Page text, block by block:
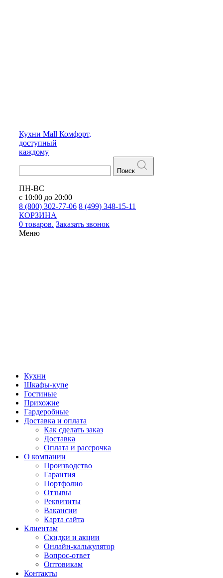
Кухни Mall Комфорт,
доступный
каждому
Поиск
ПН-ВС
с 10:00 до 20:00
8 (800) 302-77-06 8 (499) 348-15-11
КОРЗИНА
0 товаров. Заказать звонок
Меню
Кухни
Шкафы-купе
Гостиные
Прихожие
Гардеробные
Доставка и оплата
Как сделать заказ
Доставка
Оплата и рассрочка
О компании
Производство
Гарантия
Портфолио
Отзывы
Реквизиты
Вакансии
Карта сайта
Клиентам
Скидки и акции
Онлайн-калькулятор
Вопрос-ответ
Оптовикам
Контакты